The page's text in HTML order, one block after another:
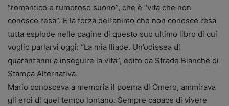
“romantico e rumoroso suono”, che è “vita che non
conosce resa”. E la forza dell’animo che non conosce resa
tutta esplode nelle pagine di questo suo ultimo libro di cui
voglio parlarvi oggi: “La mia Iliade. Un’odissea di
quarant’anni a inseguire la vita”, edito da Strade Bianche di
Stampa Alternativa.
Mario conosceva a memoria il poema di Omero, ammirava
gli eroi di quel tempo lontano. Sempre capace di vivere